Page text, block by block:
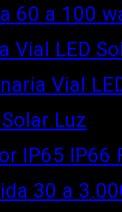
60 a 100
Vial LED
Vial
Luz
IP65 IP66
30 a